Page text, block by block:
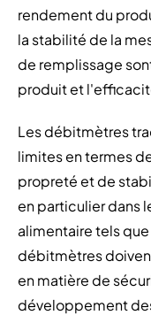
rendement du
la stabilité de la
de remplissage
produit et
Les débitmètres
limites en termes
propreté et de
en particulier dans
alimentaire tels
débitmètres
en matière de
développement